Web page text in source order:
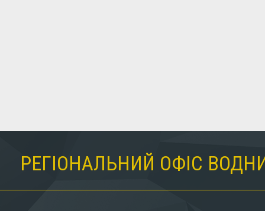
РЕГІОНАЛЬНИЙ ОФІС